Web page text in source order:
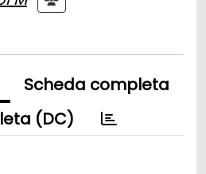
Scheda completa
(DC)